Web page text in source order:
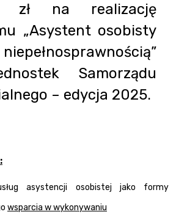
zł na realizację
„Asystent osobisty
Samorządu
– edycja 2025.
asystencji osobistej jako formy
wsparcia w wykonywaniu